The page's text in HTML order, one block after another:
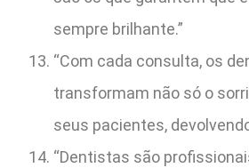
sempre brilhante.”
“Com cada consulta, os
transformam não só o
seus pacientes,
“Dentistas são